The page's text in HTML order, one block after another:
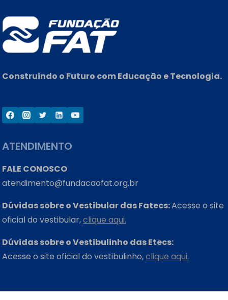
Construindo o Futuro com Educação e Tecnologia.
ATENDIMENTO
FALE CONOSCO
atendimento@fundacaofat.org.br
Dúvidas sobre o Vestibular das Fatecs:Acesse o site
oficial do vestibular,clique aqui.
Dúvidas sobre o Vestibulinho das Etecs:
Acesse o site oficial do vestibulinho,clique aqui.
ONDE ESTAMOS